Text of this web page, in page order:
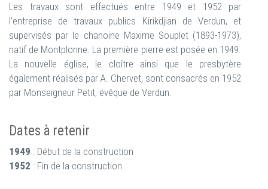
Les travaux sont effectués entre 1949 et 1952 par
l’entreprise de travaux publics Kirikdjian de Verdun, et
supervisés par le chanoine Maxime Souplet (1893-1973),
natif de Montplonne. La première pierre est posée en 1949.
La nouvelle église, le cloître ainsi que le presbytère
également réalisés par A. Chervet, sont consacrés en 1952
par Monseigneur Petit, évêque de Verdun.
Dates à retenir
1949 : Début de la construction
1952 : Fin de la construction